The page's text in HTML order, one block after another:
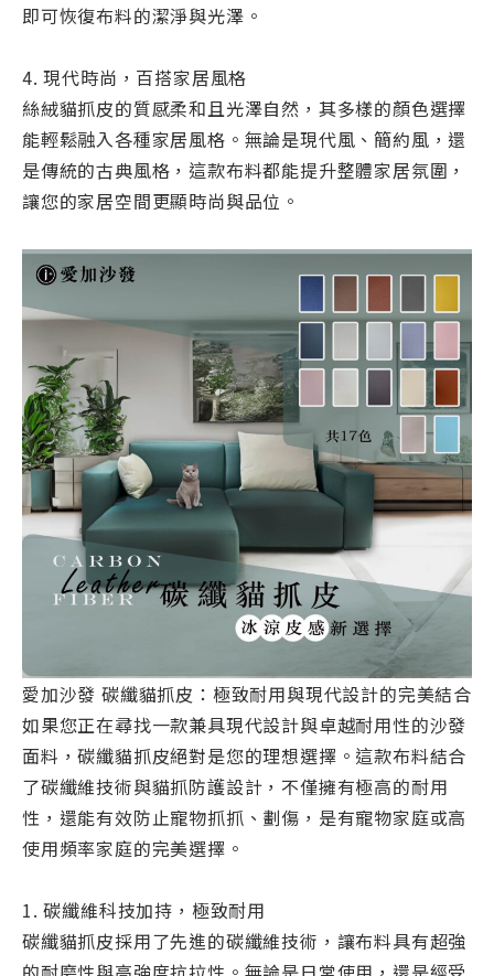
即可恢復布料的潔淨與光澤。
4. 現代時尚，百搭家居風格
絲絨貓抓皮的質感柔和且光澤自然，其多樣的顏色選擇
能輕鬆融入各種家居風格。無論是現代風、簡約風，還
是傳統的古典風格，這款布料都能提升整體家居氛圍，
讓您的家居空間更顯時尚與品位。
愛加沙發 碳纖貓抓皮：極致耐用與現代設計的完美結合
如果您正在尋找一款兼具現代設計與卓越耐用性的沙發
面料，碳纖貓抓皮絕對是您的理想選擇。這款布料結合
了碳纖維技術與貓抓防護設計，不僅擁有極高的耐用
性，還能有效防止寵物抓抓、劃傷，是有寵物家庭或高
使用頻率家庭的完美選擇。
1. 碳纖維科技加持，極致耐用
碳纖貓抓皮採用了先進的碳纖維技術，讓布料具有超強